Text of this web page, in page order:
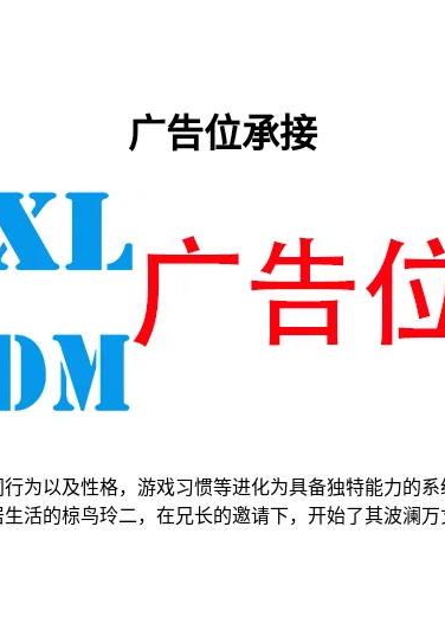
广告位承接
为以及性格，游戏习惯等进化为具备独特能力的
活的椋鸟玲二，在兄长的邀请下，开始了其波澜